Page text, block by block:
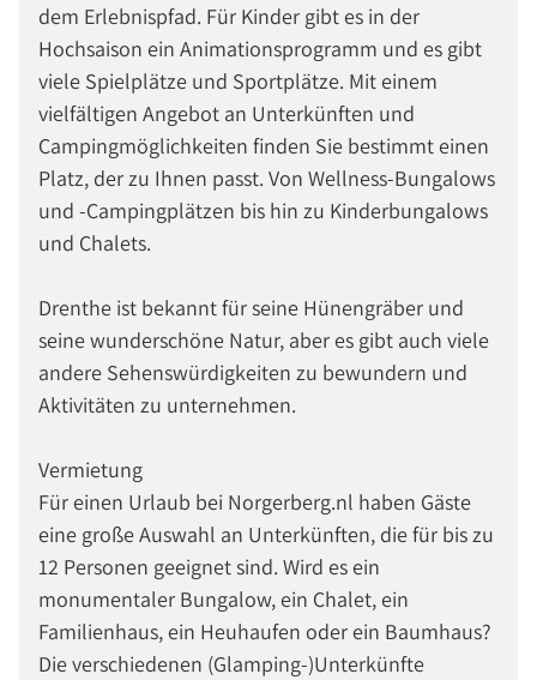
dem Erlebnispfad. Für Kinder gibt es in der
Hochsaison ein Animationsprogramm und es gibt
viele Spielplätze und Sportplätze. Mit einem
vielfältigen Angebot an Unterkünften und
Campingmöglichkeiten finden Sie bestimmt einen
Platz, der zu Ihnen passt. Von Wellness-Bungalows
und -Campingplätzen bis hin zu Kinderbungalows
und Chalets.
Drenthe ist bekannt für seine Hünengräber und
seine wunderschöne Natur, aber es gibt auch viele
andere Sehenswürdigkeiten zu bewundern und
Aktivitäten zu unternehmen.
Vermietung
Für einen Urlaub bei Norgerberg.nl haben Gäste
eine große Auswahl an Unterkünften, die für bis zu
12 Personen geeignet sind. Wird es ein
monumentaler Bungalow, ein Chalet, ein
Familienhaus, ein Heuhaufen oder ein Baumhaus?
Die verschiedenen (Glamping-)Unterkünfte